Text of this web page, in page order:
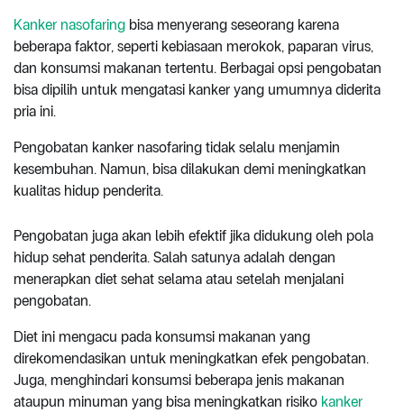
Kanker nasofaring bisa menyerang seseorang karena
beberapa faktor, seperti kebiasaan merokok, paparan virus,
dan konsumsi makanan tertentu. Berbagai opsi pengobatan
bisa dipilih untuk mengatasi kanker yang umumnya diderita
pria ini.
Pengobatan kanker nasofaring tidak selalu menjamin
kesembuhan. Namun, bisa dilakukan demi meningkatkan
kualitas hidup penderita.
Pengobatan juga akan lebih efektif jika didukung oleh pola
hidup sehat penderita. Salah satunya adalah dengan
menerapkan diet sehat selama atau setelah menjalani
pengobatan.
Diet ini mengacu pada konsumsi makanan yang
direkomendasikan untuk meningkatkan efek pengobatan.
Juga, menghindari konsumsi beberapa jenis makanan
ataupun minuman yang bisa meningkatkan risiko kanker